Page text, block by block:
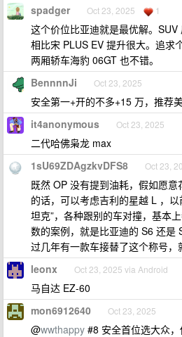
spadger Oct 23, 2025 1
这个价位比亚迪就是最优解。
相比宋 PLUS EV 提升很大。追求
两厢轿车海豹 06GT 也不错。
BennnnJi Oct 23, 2025
安全第一+开的不多+15 万，推荐
it4anonymous Oct 23, 2025
二代哈佛枭龙 max
1sU69ZDAgzkvDFS8 Oct 23,
既然 OP 没有提到油耗，假如愿
的话，可以考虑吉利的星越 L ，
坦克”，各种跟别的车对撞，基本
数的案例，就是比亚迪的 S6 还是
过几年有一款车接替了这个称号，
leonx Oct 23, 2025 via Android
马自达 EZ-60
mon6912640 Oct 23, 2025
@wwthappy #8 安全首位选大众，